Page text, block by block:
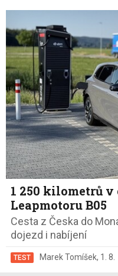
1 250 kilometrů
Leapmotoru B05
Cesta z Česka do
dojezd i nabíjení
TEST Marek Tomíšek, 1. 8.